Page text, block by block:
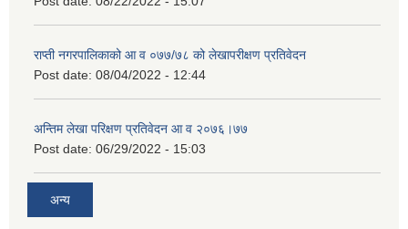
राप्ती नगरपालिकाको आ व ०७७/७८ को लेखापरीक्षण प्रतिवेदन
Post date: 08/04/2022 - 12:44
अन्तिम लेखा परिक्षण प्रतिवेदन आ व २०७६।७७
Post date: 06/29/2022 - 15:03
अन्य